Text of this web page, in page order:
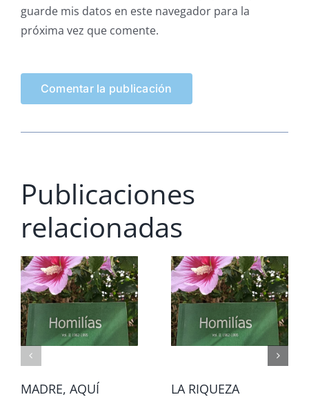
guarde mis datos en este navegador para la
próxima vez que comente.
Publicaciones
relacionadas
MADRE, AQUÍ
LA RIQUEZA